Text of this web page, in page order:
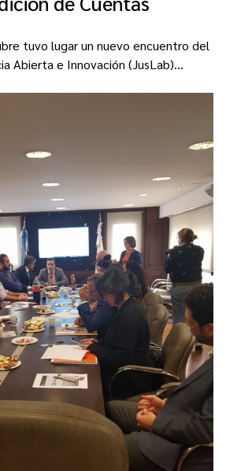
tuvo lugar un nuevo encuentro del
Abierta e Innovación (JusLab)…